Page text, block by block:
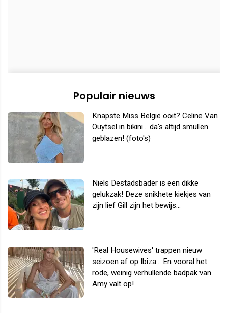
Populair nieuws
Knapste Miss België ooit? Celine Van
Ouytsel in bikini... da's altijd smullen
geblazen! (foto's)
Niels Destadsbader is een dikke
gelukzak! Deze snikhete kiekjes van
zijn lief Gill zijn het bewijs...
'Real Housewives' trappen nieuw
seizoen af op Ibiza... En vooral het
rode, weinig verhullende badpak van
Amy valt op!